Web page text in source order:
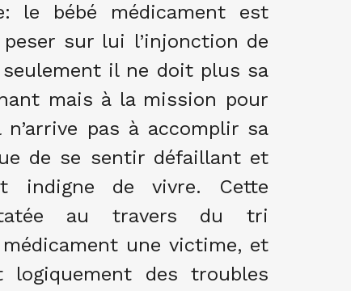
le bébé médicament est
sur lui l’injonction de
il ne doit plus sa
mais à la mission pour
pas à accomplir sa
de se sentir défaillant et
indigne de vivre. Cette
au travers du tri
une victime, et
logiquement des troubles